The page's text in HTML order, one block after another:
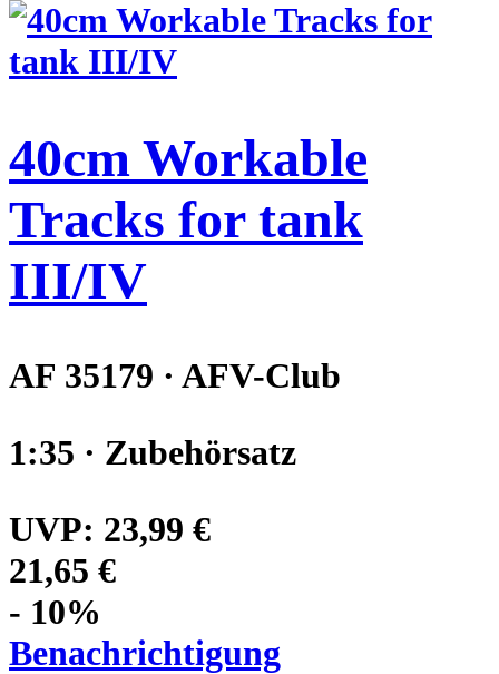
40cm Workable
Tracks for tank
III/IV
AF 35179 · AFV-Club
1:35 · Zubehörsatz
UVP: 23,99 €
21,65 €
- 10%
Benachrichtigung